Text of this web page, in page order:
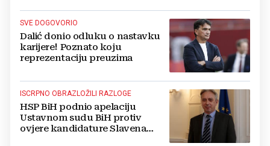
SVE DOGOVORIO
Dalić donio odluku o nastavku
karijere! Poznato koju
reprezentaciju preuzima
ISCRPNO OBRAZLOŽILI RAZLOGE
HSP BiH podnio apelaciju
Ustavnom sudu BiH protiv
ovjere kandidature Slavena